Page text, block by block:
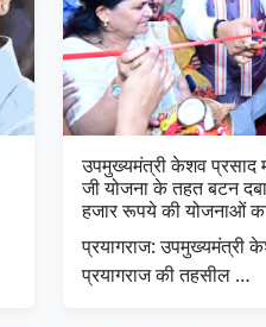
उपमुख्यमंत्री केशव प्रसाद
जी योजना के तहत बटन
हजार रूपये की योजनाओं
प्रयागराज: उपमुख्यमंत्री
प्रयागराज की तहसील …